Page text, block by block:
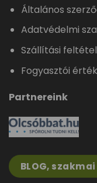
Általános
Adatvédelmi
Szállítási
Fogyasztói
Partnereink
BLOG,